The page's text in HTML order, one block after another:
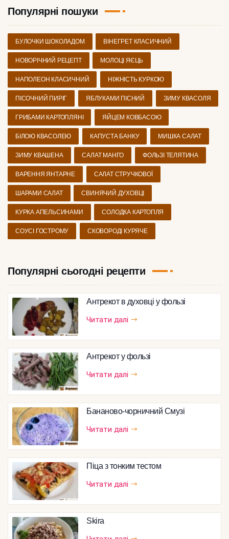
Популярні пошуки
БУЛОЧКИ ШОКОЛАДОМ ВІНЕГРЕТ КЛАСИЧНИЙ
НОВОРІЧНИЙ РЕЦЕПТ МОЛОЦІ ЯЄЦЬ
НАПОЛЕОН КЛАСИЧНИЙ НІЖНІСТЬ КУРКОЮ
ПІСОЧНИЙ ПИРІГ ЯБЛУКАМИ ПІСНИЙ ЗИМУ КВАСОЛЯ
ГРИБАМИ КАРТОПЛЯНІ ЯЙЦЕМ КОВБАСОЮ
БІЛОЮ КВАСОЛЕЮ КАПУСТА БАНКУ МИШКА САЛАТ
ЗИМУ КВАШЕНА САЛАТ МАНГО ФОЛЬЗІ ТЕЛЯТИНА
ВАРЕННЯ ЯНТАРНЕ САЛАТ СТРУЧКОВОЇ
ШАРАМИ САЛАТ СВИНЯЧИЙ ДУХОВЦІ
КУРКА АПЕЛЬСИНАМИ СОЛОДКА КАРТОПЛЯ
СОУСІ ГОСТРОМУ СКОВОРОДІ КУРЯЧЕ
Популярні сьогодні рецепти
Антрекот в духовці у фользі
Читати далі
Антрекот у фользі
Читати далі
Бананово-чорничний Смузі
Читати далі
Піца з тонким тестом
Читати далі
Skira